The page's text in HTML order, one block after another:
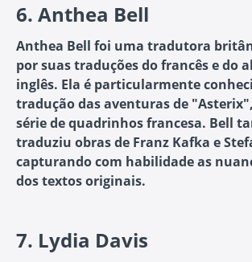
6. Anthea Bell
Anthea Bell foi uma tradutora
por suas traduções do francês e do
inglês. Ela é particularmente
tradução das aventuras de
série de quadrinhos francesa. Bell
traduziu obras de Franz Kafka e
capturando com habilidade as
dos textos originais.
7. Lydia Davis